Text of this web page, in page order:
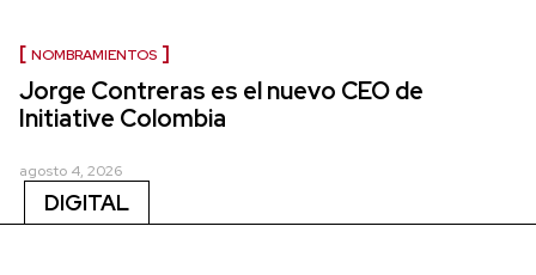
NOMBRAMIENTOS
Jorge Contreras es el nuevo CEO de
Initiative Colombia
agosto 4, 2026
DIGITAL